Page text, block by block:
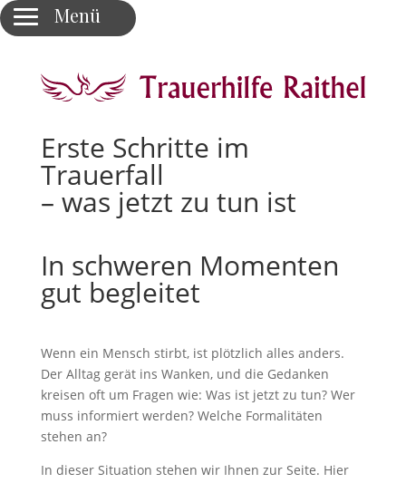
Für Sie da
Unsere Philosophie
Erste Schritte im Trauerfall
Bestattungsarten
Ratgeber
Kontakt
Menü
Erste Schritte im
Trauerfall
– was jetzt zu tun ist
In schweren Momenten
gut begleitet
Wenn ein Mensch stirbt, ist plötzlich alles anders.
Der Alltag gerät ins Wanken, und die Gedanken
kreisen oft um Fragen wie: Was ist jetzt zu tun? Wer
muss informiert werden? Welche Formalitäten
stehen an?
In dieser Situation stehen wir Ihnen zur Seite. Hier